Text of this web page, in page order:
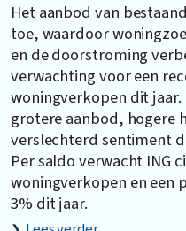
Het aanbod van
toe, waardoor
en de doorstroming
verwachting voor een
woningverkopen dit
grotere aanbod, hogere
verslechterd sentiment
Per saldo verwacht ING
woningverkopen en een
3% dit jaar.